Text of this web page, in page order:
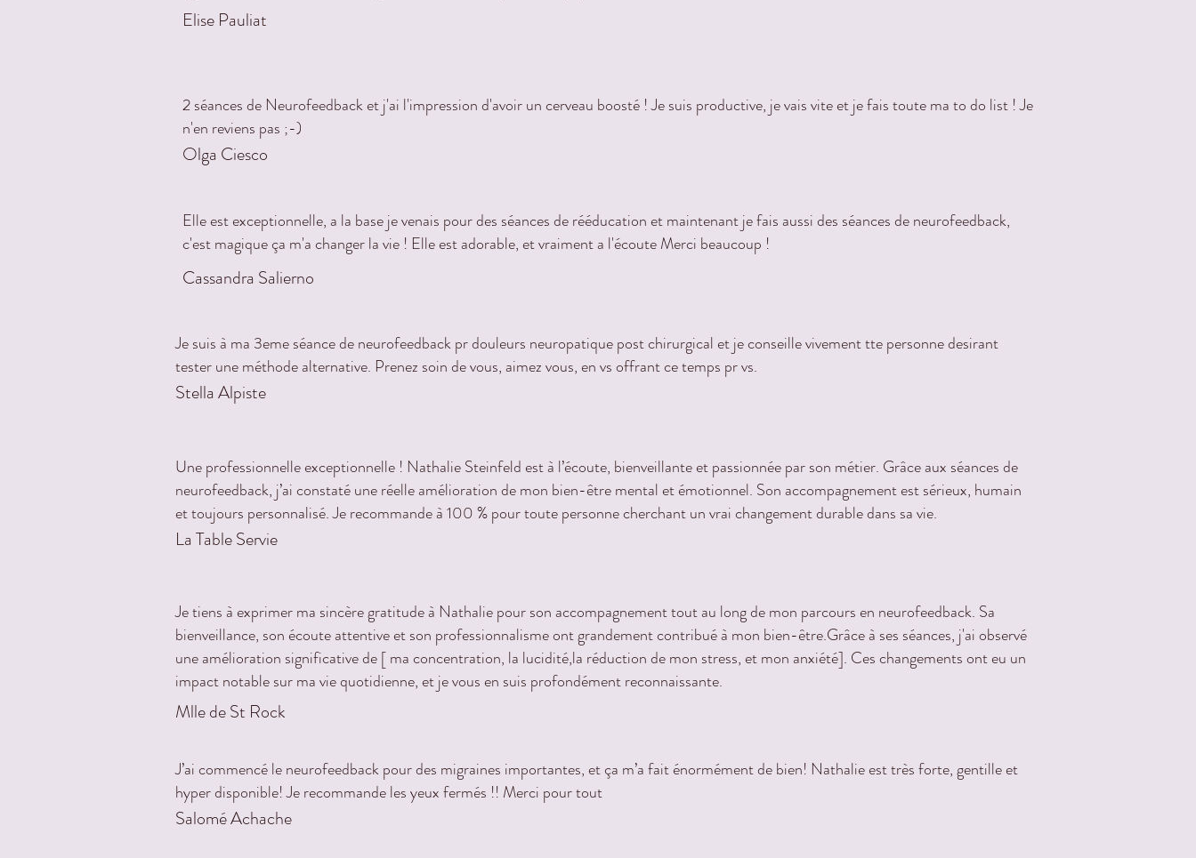
Elise Pauliat
2 séances de Neurofeedback et j'ai l'impression d'avoir un cerveau boosté ! Je suis productive, je vais vite et je fais toute ma to do list ! Je
n'en reviens pas ;-)
Olga Ciesco
Elle est exceptionnelle, a la base je venais pour des séances de rééducation et maintenant je fais aussi des séances de neurofeedback,
c'est magique ça m'a changer la vie ! Elle est adorable, et vraiment a l'écoute Merci beaucoup !
Cassandra Salierno
Je suis à ma 3eme séance de neurofeedback pr douleurs neuropatique post chirurgical et je conseille vivement tte personne desirant
tester une méthode alternative. Prenez soin de vous, aimez vous, en vs offrant ce temps pr vs.
Stella Alpiste
Une professionnelle exceptionnelle ! Nathalie Steinfeld est à l’écoute, bienveillante et passionnée par son métier. Grâce aux séances de
neurofeedback, j’ai constaté une réelle amélioration de mon bien-être mental et émotionnel. Son accompagnement est sérieux, humain
et toujours personnalisé. Je recommande à 100 % pour toute personne cherchant un vrai changement durable dans sa vie.
La Table Servie
Je tiens à exprimer ma sincère gratitude à Nathalie pour son accompagnement tout au long de mon parcours en neurofeedback. Sa
bienveillance, son écoute attentive et son professionnalisme ont grandement contribué à mon bien-être.Grâce à ses séances, j'ai observé
une amélioration significative de [ ma concentration, la lucidité,la réduction de mon stress, et mon anxiété]. Ces changements ont eu un
impact notable sur ma vie quotidienne, et je vous en suis profondément reconnaissante.
Mlle de St Rock
J’ai commencé le neurofeedback pour des migraines importantes, et ça m’a fait énormément de bien! Nathalie est très forte, gentille et
hyper disponible! Je recommande les yeux fermés !! Merci pour tout
Salomé Achache